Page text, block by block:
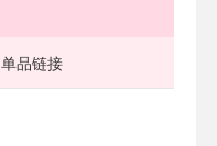
单品链接